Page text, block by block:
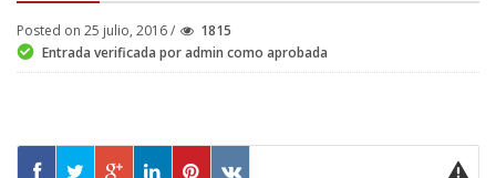
Posted on 25 julio, 2016 /
1815
Entrada verificada por admin como aprobada